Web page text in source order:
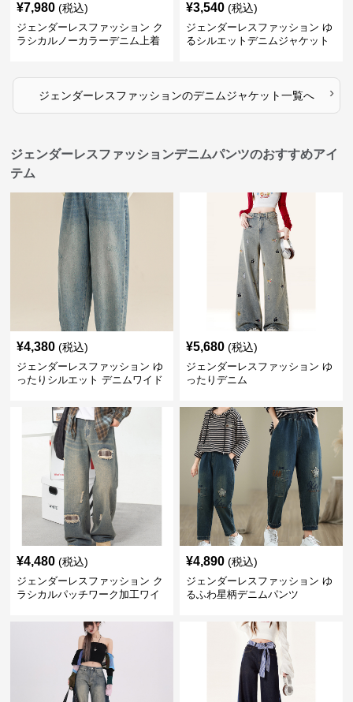
¥7,980 (税込)
ジェンダーレスファッション ク
ラシカルノーカラーデニム上着
¥3,540 (税込)
ジェンダーレスファッション ゆ
るシルエットデニムジャケット
ジェンダーレスファッションのデニムジャケット一覧へ ›
ジェンダーレスファッションデニムパンツのおすすめアイ
テム
¥4,380 (税込)
ジェンダーレスファッション ゆ
ったりシルエット デニムワイド
¥5,680 (税込)
ジェンダーレスファッション ゆ
ったりデニム
¥4,480 (税込)
ジェンダーレスファッション ク
ラシカルパッチワーク加工ワイ
¥4,890 (税込)
ジェンダーレスファッション ゆ
るふわ星柄デニムパンツ